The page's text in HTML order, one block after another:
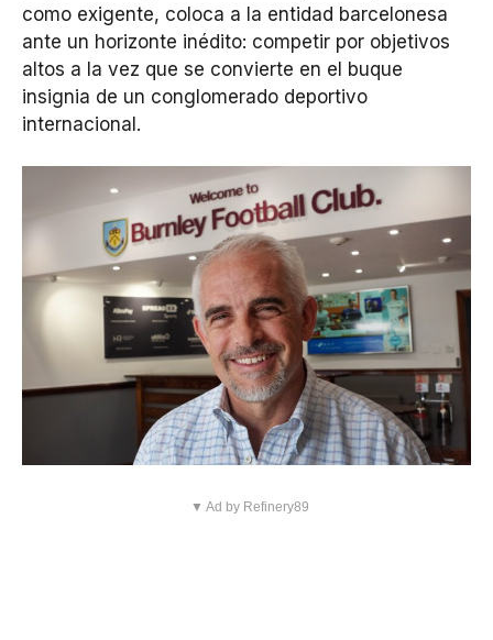
como exigente, coloca a la entidad barcelonesa
ante un horizonte inédito: competir por objetivos
altos a la vez que se convierte en el buque
insignia de un conglomerado deportivo
internacional.
▼ Ad by Refinery89